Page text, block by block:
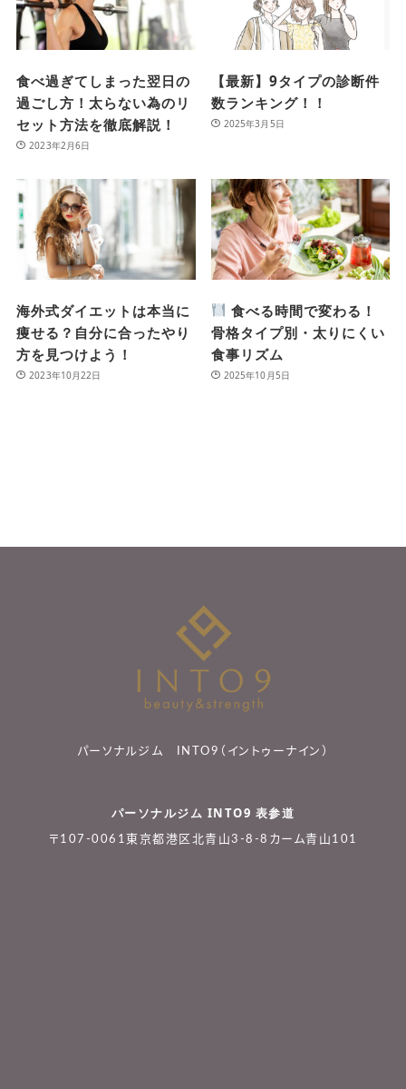
食べ過ぎてしまった翌日の
過ごし方！太らない為のリ
セット方法を徹底解説！
2023年2月6日
【最新】9タイプの診断件
数ランキング！！
2025年3月5日
海外式ダイエットは本当に
痩せる？自分に合ったやり
方を見つけよう！
2023年10月22日
食べる時間で変わる！
骨格タイプ別・太りにくい
食事リズム
2025年10月5日
パーソナルジム INTO9（イントゥーナイン）
パーソナルジム INTO9 表参道
〒107-0061東京都港区北青山3-8-8カーム青山101